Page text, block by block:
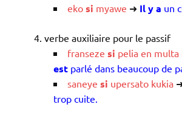
eko si myawe ➜ Il y a un
verbe auxiliaire pour le passif
franseze si pelia en multa
est parlé dans beaucoup de
saneye si upersato kukia
trop cuite.